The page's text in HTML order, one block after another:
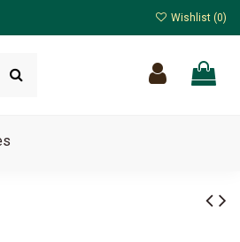
Wishlist (0)